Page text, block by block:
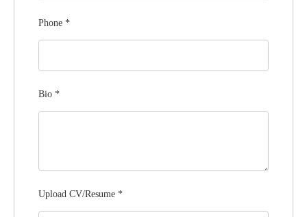
Phone *
Bio *
Upload CV/Resume *